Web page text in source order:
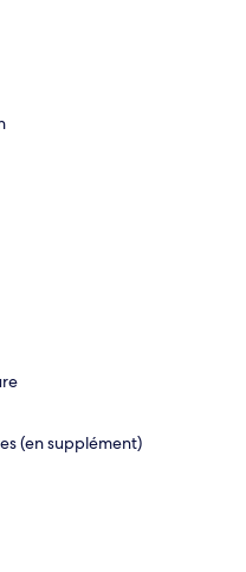
(en supplément)